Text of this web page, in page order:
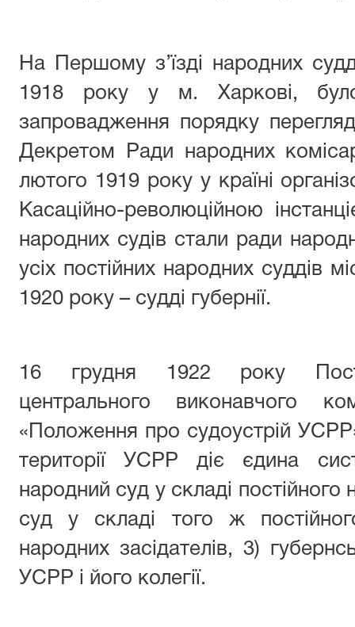
На Першому з’їзді народних
1918 року у м. Харкові,
запровадження порядку
Декретом Ради народних
лютого 1919 року у країні
Касаційно-революційною
народних судів стали ради
усіх постійних народних суддів
1920 року – судді губернії.
16 грудня 1922 року
центрального виконавчого
«Положення про судоустрій
території УСРР діє єдина
народний суд у складі постійного
суд у складі того ж
народних засідателів, 3)
УСРР і його колегії.